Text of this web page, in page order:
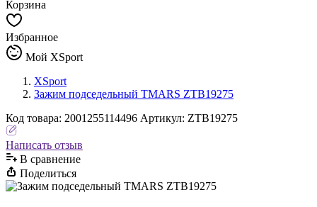
Корзина
Избранное
Мой XSport
XSport
Зажим подседельный TMARS ZTB19275
Код товара: 2001255114496 Артикул: ZTB19275
Написать отзыв
В сравнениe
Поделиться